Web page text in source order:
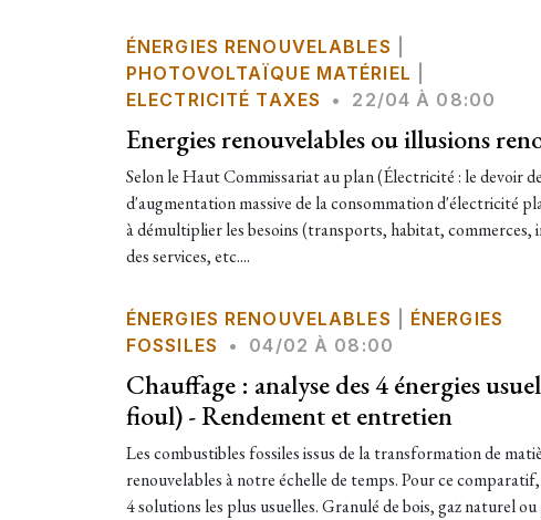
ÉNERGIES RENOUVELABLES
PHOTOVOLTAÏQUE MATÉRIEL
ELECTRICITÉ TAXES
• 22/04 À 08:00
Energies renouvelables ou illusions
Selon le Haut Commissariat au plan (Électricité : le devoir
d'augmentation massive de la consommation d'électricité
à démultiplier les besoins (transports, habitat, commerces,
des services, etc....
ÉNERGIES RENOUVELABLES
ÉNERGIES
FOSSILES
• 04/02 À 08:00
Chauffage : analyse des 4 énergies
fioul) - Rendement et entretien
Les combustibles fossiles issus de la transformation de
renouvelables à notre échelle de temps. Pour ce
4 solutions les plus usuelles. Granulé de bois, gaz naturel